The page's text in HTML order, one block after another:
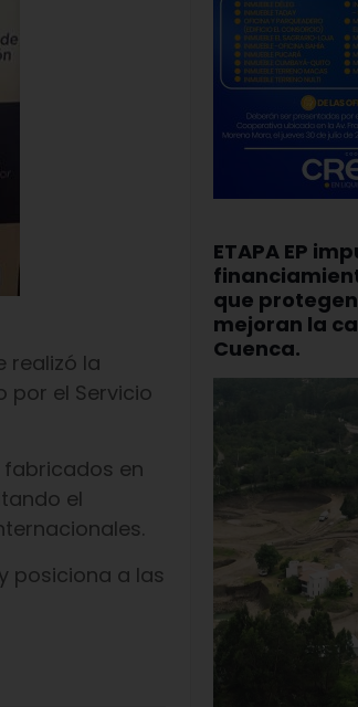
realizó la
por el Servicio
fabricados en
el
posiciona a las
ETAPA EP
que
mejoran la
Cuenca.